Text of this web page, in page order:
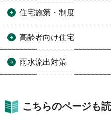
住宅施策・制度
高齢者向け住宅
雨水流出対策
こちらのページも